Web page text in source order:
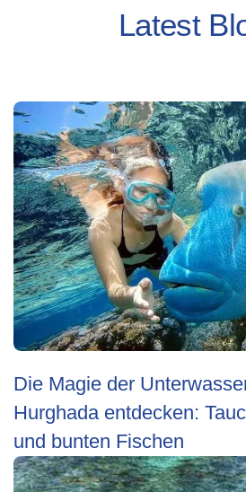
Latest
Die Magie der
Hurghada entdecken:
und bunten Fischen